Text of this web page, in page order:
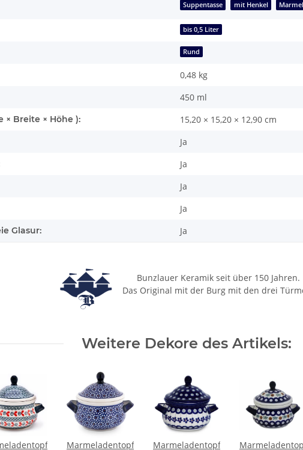
Suppentasse mit Henkel
bis 0,5 Liter
Rund
0,48 kg
450 ml
× Breite × Höhe ): 15,20 × 15,20 × 12,90 cm
Ja
Ja
Ja
Ja
Glasur: Ja
Bunzlauer Keramik seit über 150 Jahren.
Das Original mit der Burg mit den drei
Weitere Dekore des Artikels:
Marmeladentopf
Marmeladentopf